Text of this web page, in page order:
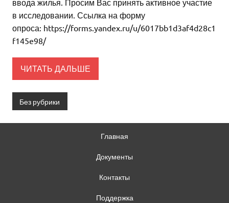
в исследовании. Ссылка на форму
опроса: https://forms.yandex.ru/u/6017bb1d3af4d28c1
f145e98/
ЧИТАТЬ ДАЛЬШЕ
Без рубрики
Главная
Документы
Контакты
Поддержка